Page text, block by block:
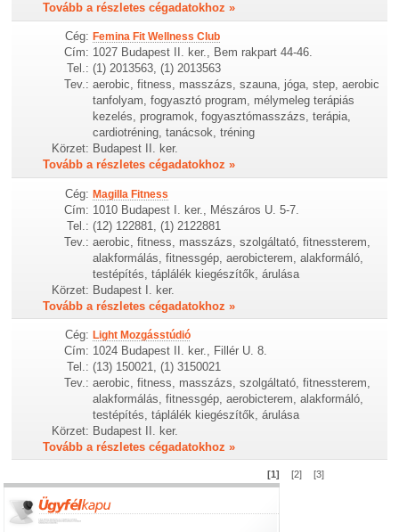
Tovább a részletes cégadatokhoz »
Cég: Femina Fit Wellness Club
Cím: 1027 Budapest II. ker., Bem rakpart 44-46.
Tel.: (1) 2013563, (1) 2013563
Tev.: aerobic, fitness, masszázs, szauna, jóga, step, aerobic
tanfolyam, fogyasztó program, mélymeleg terápiás
kezelés, programok, fogyasztómasszázs, terápia,
cardiotréning, tanácsok, tréning
Körzet: Budapest II. ker.
Tovább a részletes cégadatokhoz »
Cég: Magilla Fitness
Cím: 1010 Budapest I. ker., Mészáros U. 5-7.
Tel.: (12) 122881, (1) 2122881
Tev.: aerobic, fitness, masszázs, szolgáltató, fitnessterem,
alakformálás, fitnessgép, aerobicterem, alakformáló,
testépítés, táplálék kiegészítők, árulása
Körzet: Budapest I. ker.
Tovább a részletes cégadatokhoz »
Cég: Light Mozgásstúdió
Cím: 1024 Budapest II. ker., Fillér U. 8.
Tel.: (13) 150021, (1) 3150021
Tev.: aerobic, fitness, masszázs, szolgáltató, fitnessterem,
alakformálás, fitnessgép, aerobicterem, alakformáló,
testépítés, táplálék kiegészítők, árulása
Körzet: Budapest II. ker.
Tovább a részletes cégadatokhoz »
[1] [2] [3]